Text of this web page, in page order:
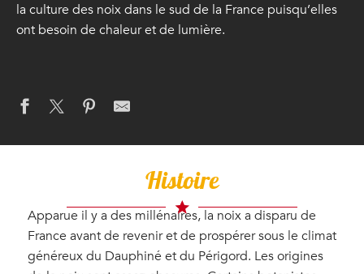
la culture des noix dans le sud de la France puisqu’elles
ont besoin de chaleur et de lumière.
Histoire
Apparue il y a des millénaires, la noix a disparu de
France avant de revenir et de prospérer sous le climat
généreux du Dauphiné et du Périgord. Les origines